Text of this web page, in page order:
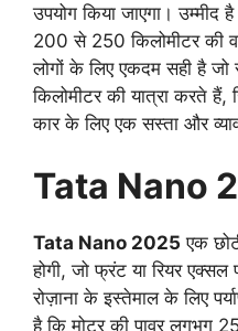
उपयोग किया जाएगा। उम्मीद
200 से 250 किलोमीटर की
लोगों के लिए एकदम सही है
किलोमीटर की यात्रा करते
कार के लिए एक सस्ता और
Tata Nano
Tata Nano 2025 एक
होगी, जो फ्रंट या रियर
रोज़ाना के इस्तेमाल के लिए
है कि मोटर की पावर लगभग